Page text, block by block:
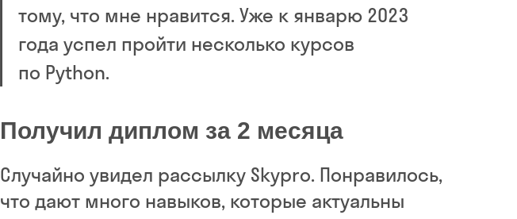
тому, что мне нравится. Уже к январю 2023
года успел пройти несколько курсов
по Python.
Получил диплом за 2 месяца
Случайно увидел рассылку Skypro. Понравилось,
что дают много навыков, которые актуальны